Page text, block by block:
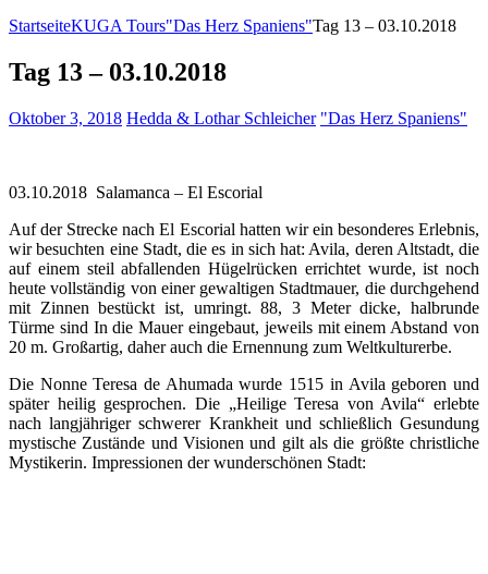
StartseiteKUGA Tours"Das Herz Spaniens"Tag 13 – 03.10.2018
Tag 13 – 03.10.2018
Oktober 3, 2018 Hedda & Lothar Schleicher "Das Herz Spaniens"
03.10.2018 Salamanca – El Escorial
Auf der Strecke nach El Escorial hatten wir ein besonderes Erlebnis,
wir besuchten eine Stadt, die es in sich hat: Avila, deren Altstadt, die
auf einem steil abfallenden Hügelrücken errichtet wurde, ist noch
heute vollständig von einer gewaltigen Stadtmauer, die durchgehend
mit Zinnen bestückt ist, umringt. 88, 3 Meter dicke, halbrunde
Türme sind In die Mauer eingebaut, jeweils mit einem Abstand von
20 m. Großartig, daher auch die Ernennung zum Weltkulturerbe.
Die Nonne Teresa de Ahumada wurde 1515 in Avila geboren und
später heilig gesprochen. Die „Heilige Teresa von Avila“ erlebte
nach langjähriger schwerer Krankheit und schließlich Gesundung
mystische Zustände und Visionen und gilt als die größte christliche
Mystikerin. Impressionen der wunderschönen Stadt: